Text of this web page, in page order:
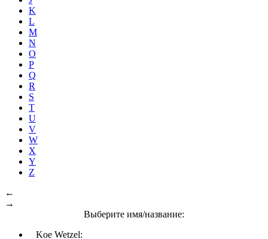
K
L
M
N
O
P
Q
R
S
T
U
V
W
X
Y
Z
←
→
Выберите имя/название:
Koe Wetzel: